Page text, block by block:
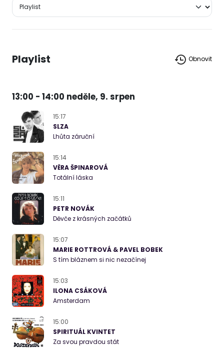
Playlist Obnovit
13:00 - 14:00 neděle, 9. srpen
15:17
SLZA
Lhůta záruční
15:14
VĚRA ŠPINAROVÁ
Totální láska
15:11
PETR NOVÁK
Děvče z krásných začátků
15:07
MARIE ROTTROVÁ & PAVEL BOBEK
S tím bláznem si nic nezačínej
15:03
ILONA CSÁKOVÁ
Amsterdam
15:00
SPIRITUÁL KVINTET
Za svou pravdou stát